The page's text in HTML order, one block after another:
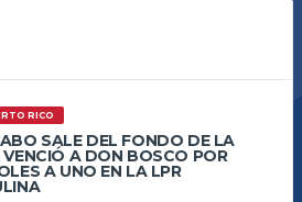
RICO
SALE DEL FONDO DE LA
A DON BOSCO POR
A UNO EN LA LPR